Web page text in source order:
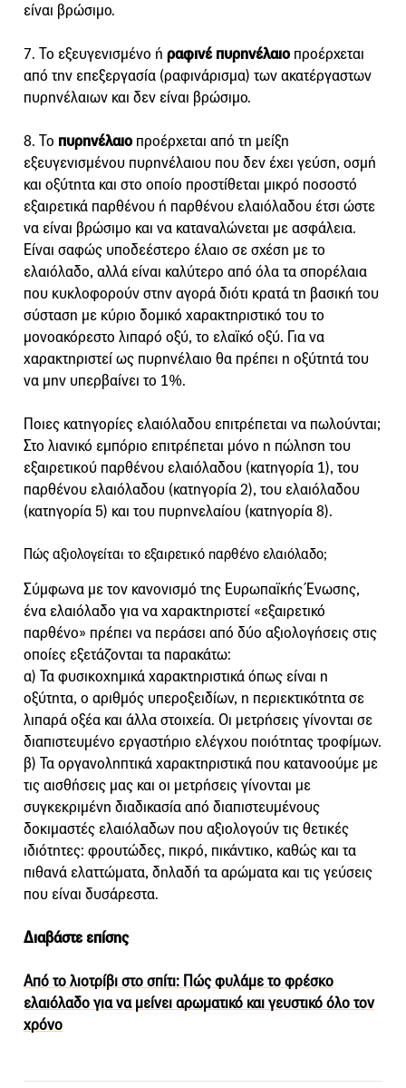
είναι βρώσιμο.
7. Το εξευγενισμένο ή ραφινέ πυρηνέλαιο προέρχεται
από την επεξεργασία (ραφινάρισμα) των ακατέργαστων
πυρηνέλαιων και δεν είναι βρώσιμο.
8. Το πυρηνέλαιο προέρχεται από τη μείξη
εξευγενισμένου πυρηνέλαιου που δεν έχει γεύση, οσμή
και οξύτητα και στο οποίο προστίθεται μικρό ποσοστό
εξαιρετικά παρθένου ή παρθένου ελαιόλαδου έτσι ώστε
να είναι βρώσιμο και να καταναλώνεται με ασφάλεια.
Είναι σαφώς υποδεέστερο έλαιο σε σχέση με το
ελαιόλαδο, αλλά είναι καλύτερο από όλα τα σπορέλαια
που κυκλοφορούν στην αγορά διότι κρατά τη βασική του
σύσταση με κύριο δομικό χαρακτηριστικό του το
μονοακόρεστο λιπαρό οξύ, το ελαϊκό οξύ. Για να
χαρακτηριστεί ως πυρηνέλαιο θα πρέπει η οξύτητά του
να μην υπερβαίνει το 1%.
Ποιες κατηγορίες ελαιόλαδου επιτρέπεται να πωλούνται;
Στο λιανικό εμπόριο επιτρέπεται μόνο η πώληση του
εξαιρετικού παρθένου ελαιόλαδου (κατηγορία 1), του
παρθένου ελαιόλαδου (κατηγορία 2), του ελαιόλαδου
(κατηγορία 5) και του πυρηνελαίου (κατηγορία 8).
Πώς αξιολογείται το εξαιρετικό παρθένο ελαιόλαδο;
Σύμφωνα με τον κανονισμό της Ευρωπαϊκής Ένωσης,
ένα ελαιόλαδο για να χαρακτηριστεί «εξαιρετικό
παρθένο» πρέπει να περάσει από δύο αξιολογήσεις στις
οποίες εξετάζονται τα παρακάτω:
α) Τα φυσικοχημικά χαρακτηριστικά όπως είναι η
οξύτητα, ο αριθμός υπεροξειδίων, η περιεκτικότητα σε
λιπαρά οξέα και άλλα στοιχεία. Οι μετρήσεις γίνονται σε
διαπιστευμένο εργαστήριο ελέγχου ποιότητας τροφίμων.
β) Τα οργανοληπτικά χαρακτηριστικά που κατανοούμε με
τις αισθήσεις μας και οι μετρήσεις γίνονται με
συγκεκριμένη διαδικασία από διαπιστευμένους
δοκιμαστές ελαιόλαδων που αξιολογούν τις θετικές
ιδιότητες: φρουτώδες, πικρό, πικάντικο, καθώς και τα
πιθανά ελαττώματα, δηλαδή τα αρώματα και τις γεύσεις
που είναι δυσάρεστα.
Διαβάστε επίσης
Από το λιοτρίβι στο σπίτι: Πώς φυλάμε το φρέσκο
ελαιόλαδο για να μείνει αρωματικό και γευστικό όλο τον
χρόνο